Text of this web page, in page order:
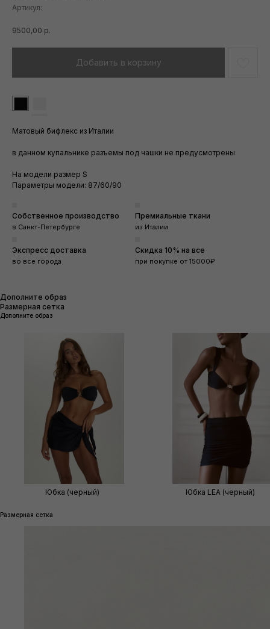
Артикул:
9500,00 р.
Добавить в корзину
■
Матовый бифлекс из Италии
в данном купальнике разъемы под чашки не предусмотрены
На модели размер S
Параметры модели: 87/60/90
Собственное производство
в Санкт-Петербурге
Премиальные ткани
из Италии
Экспресс доставка
во все города
Скидка 10% на все
при покупке от 15000₽
Дополните образ
Размерная сетка
Дополните образ
Юбка (черный) Юбка LEA (черный)
Размерная сетка